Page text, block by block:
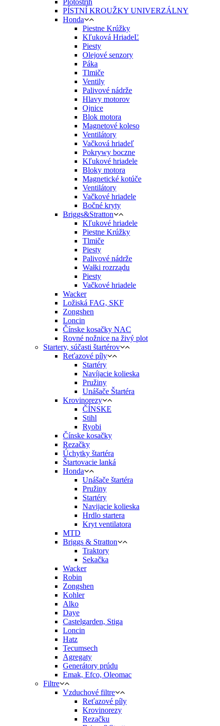
Plotostrih
PÍSTNÍ KROUŽKY UNIVERZÁLNY
Honda
Piestne Krúžky
Kľuková HriadeĽ
Piesty
Olejové senzory
Páka
Tlmiče
Ventily
Palivové nádrže
Hlavy motorov
Ojnice
Blok motora
Magnetové koleso
Ventilátory
Vačková hriadeľ
Pokrywy boczne
Kľukové hriadele
Bloky motora
Magnetické kotúče
Ventilátory
Vačkové hriadele
Bočné kryty
Briggs&Stratton
Kľukové hriadele
Piestne Krúžky
Tlmiče
Piesty
Palivové nádrže
Wałki rozrządu
Piesty
Vačkové hriadele
Wacker
Ložiská FAG, SKF
Zongshen
Loncin
Čínske kosačky NAC
Rovné nožnice na živý plot
Startery, súčasti štartérov
Reťazové píly
Startéry
Navíjacie kolieska
Pružiny
Unášače Štartéra
Krovinorezy
ČÍNSKE
Stihl
Ryobi
Čínske kosačky
Rezačky
Úchytky štartéra
Štartovacie lanká
Honda
Unášače štartéra
Pružiny
Startéry
Navijacie kolieska
Hrdlo startera
Kryt ventilatora
MTD
Briggs & Stratton
Traktory
Sekačka
Wacker
Robin
Zongshen
Kohler
Alko
Daye
Castelgarden, Stiga
Loncin
Hatz
Tecumsech
Agregaty
Generátory prúdu
Emak, Efco, Oleomac
Filtre
Vzduchové filtre
Reťazové píly
Krovinorezy
Rezačku